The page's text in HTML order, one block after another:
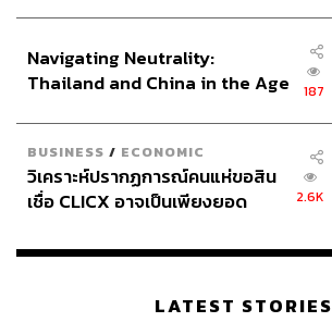
Navigating Neutrality:
Thailand and China in the Age
187
BUSINESS / ECONOMIC
วิเคราะห์ปรากฏการณ์คนแห่ขอสิน
เชื่อ CLICX อาจเป็นเพียงยอด
เรือนไทยที่ถูกซุกไว้
2.6K
LATEST STORIES